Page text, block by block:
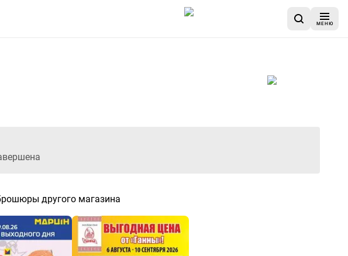
МЕНЮ
завершен
другого магазина